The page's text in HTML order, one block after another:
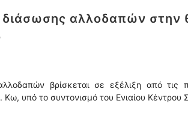
διάσωσης αλλοδαπών στην
βρίσκεται σε εξέλιξη από
Κω, υπό το συντονισμό του Ενιαίου